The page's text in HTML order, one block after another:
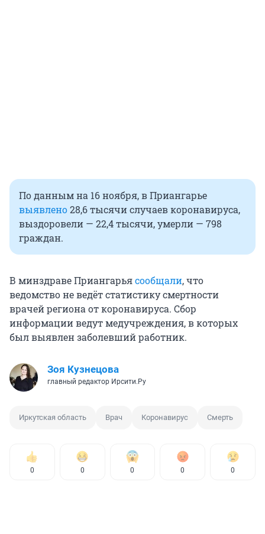
По данным на 16 ноября, в Приангарье
выявлено28,6 тысячи случаев коронавируса,
выздоровели — 22,4 тысячи, умерли — 798
граждан.
В минздраве Приангарьясообщали, что
ведомство не ведёт статистику смертности
врачей региона от коронавируса. Сбор
информации ведут медучреждения, в которых
был выявлен заболевший работник.
Зоя Кузнецова
главный редактор Ирсити.Ру
Иркутская область Врач Коронавирус Смерть
0 0 0 0 0